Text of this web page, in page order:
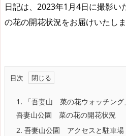
日記は、2023年1月4日に撮影い
の花の開花状況をお届けいたしま
目次
1. 「吾妻山 菜の花ウォッチン
吾妻山公園 菜の花の開花状況
2. 吾妻山公園 アクセスと駐車場